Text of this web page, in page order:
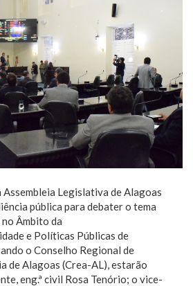
Legislativa de Alagoas
pública para debater o tema
Âmbito da
e Políticas Públicas de
o Conselho Regional de
de Alagoas (Crea-AL), estarão
eng.ª civil Rosa Tenório; o vice-